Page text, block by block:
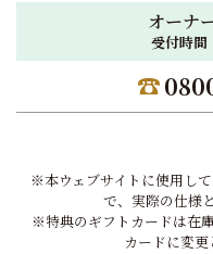
オーナ
受付時間
※本ウェブサイトに使用し
で、実際の仕様
※特典のギフトカードは在
カードに変更